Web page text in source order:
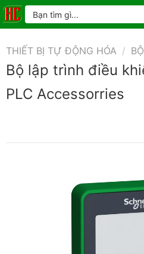
Skip
to
Tìm
kiếm:
THIẾT BỊ TỰ ĐỘNG HÓA /
Bộ lập trình điều
PLC Accessorries